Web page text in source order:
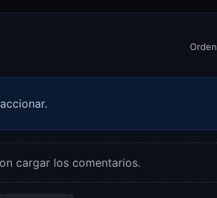
Orden
cargar los comentarios.